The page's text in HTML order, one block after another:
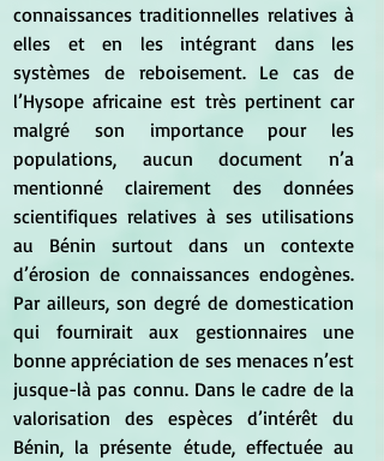
connaissances traditionnelles relatives à
elles et en les intégrant dans les
systèmes de reboisement. Le cas de
l’Hysope africaine est très pertinent car
malgré son importance pour les
populations, aucun document n’a
mentionné clairement des données
scientifiques relatives à ses utilisations
au Bénin surtout dans un contexte
d’érosion de connaissances endogènes.
Par ailleurs, son degré de domestication
qui fournirait aux gestionnaires une
bonne appréciation de ses menaces n’est
jusque-là pas connu. Dans le cadre de la
valorisation des espèces d’intérêt du
Bénin, la présente étude, effectuée au